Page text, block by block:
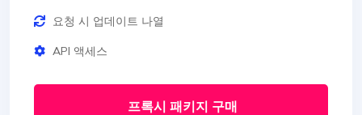
요청 시 업데이트 나열
API 액세스
프록시 패키지 구매